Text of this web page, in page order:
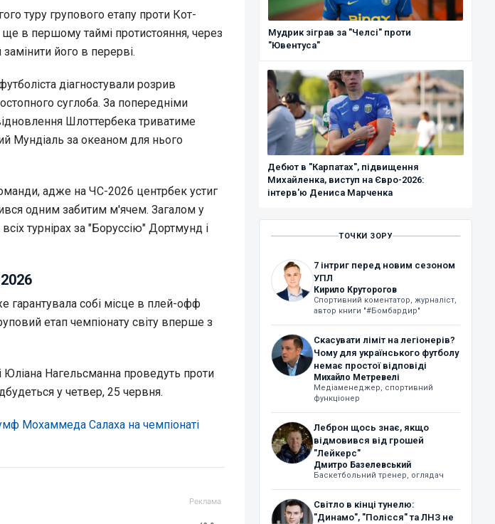
туру групового етапу проти Кот-
в першому таймі протистояння, через
його в перерві.
діагностували розрив
суглоба. За попередніми
Шлоттербека триватиме
Мундіаль за океаном для нього
адже на ЧС-2026 центрбек устиг
одним забитим м'ячем. Загалом у
турнірах за "Боруссію" Дортмунд і
гарантувала собі місце в плей-офф
етап чемпіонату світу вперше з
Юліана Нагельсманна проведуть проти
у четвер, 25 червня.
Мохаммеда Салаха на чемпіонаті
Мудрик зіграв за "Челсі" проти
"Ювентуса"
Дебют в "Карпатах", підвищення
Михайленка, виступ на Євро-2026:
інтерв'ю Дениса Марченка
ТОЧКИ ЗОРУ
7 інтриг перед новим сезоном
УПЛ
Кирило Круторогов
Спортивний коментатор, журналіст,
автор книги "#Бомбардир"
Скасувати ліміт на легіонерів?
Чому для українського футболу
немає простої відповіді
Михайло Метревелі
Медіаменеджер, спортивний
функціонер
Леброн щось знає, якщо
відмовився від грошей
"Лейкерс"
Дмитро Базелевський
Баскетбольний тренер, оглядач
Світло в кінці тунелю:
"Динамо", "Полісся" та ЛНЗ не